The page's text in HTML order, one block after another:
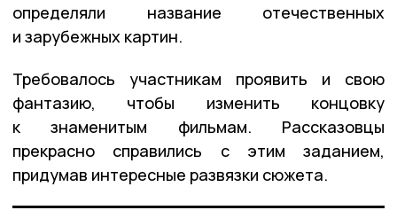
определяли название отечественных
и зарубежных картин.
Требовалось участникам проявить и свою
фантазию, чтобы изменить концовку
к знаменитым фильмам. Рассказовцы
прекрасно справились с этим заданием,
придумав интересные развязки сюжета.